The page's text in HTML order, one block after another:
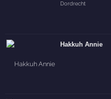
Dordrecht
Hakkuh Annie